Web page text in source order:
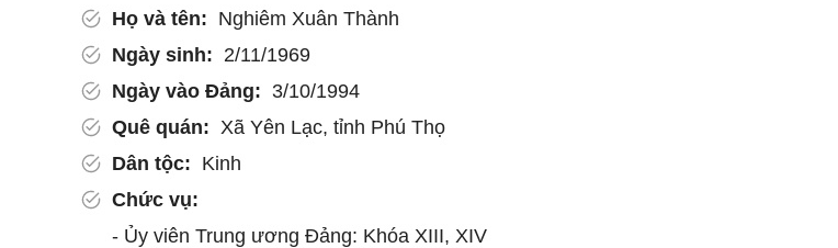
Họ và tên: Nghiêm Xuân Thành
Ngày sinh: 2/11/1969
Ngày vào Đảng: 3/10/1994
Quê quán: Xã Yên Lạc, tỉnh Phú Thọ
Dân tộc: Kinh
Chức vụ:
- Ủy viên Trung ương Đảng: Khóa XIII, XIV